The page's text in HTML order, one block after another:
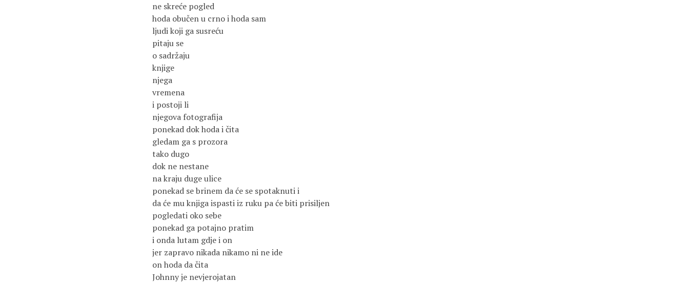
ne skreće pogled
hoda obučen u crno i hoda sam
ljudi koji ga susreću
pitaju se
o sadržaju
knjige
njega
vremena
i postoji li
njegova fotografija
ponekad dok hoda i čita
gledam ga s prozora
tako dugo
dok ne nestane
na kraju duge ulice
ponekad se brinem da će se spotaknuti i
da će mu knjiga ispasti iz ruku pa će biti prisiljen
pogledati oko sebe
ponekad ga potajno pratim
i onda lutam gdje i on
jer zapravo nikada nikamo ni ne ide
on hoda da čita
Johnny je nevjerojatan